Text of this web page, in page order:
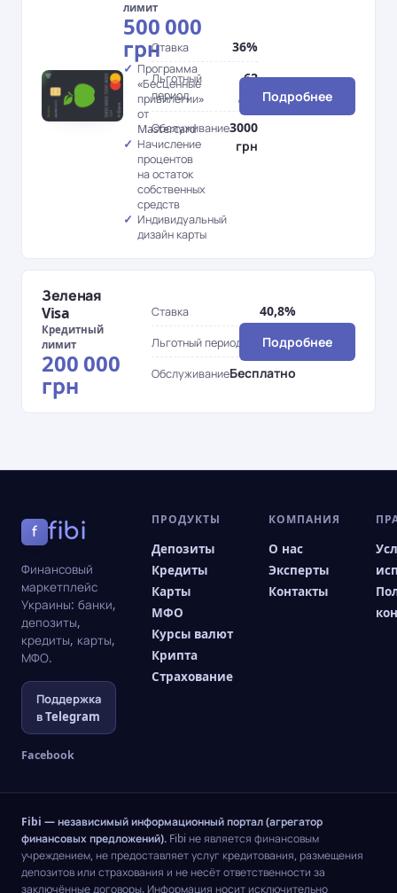
лимит
500 000
грн
Программа
«Бесценные
привилегии»
от
Mastercard
Начисление
процентов
на остаток
собственных
средств
Индивидуальный
дизайн карты
Ставка 36%
Льготный
период
62
дн.
Обслуживание3000
грн
Подробнее
Зеленая
Visa
Кредитный
лимит
200 000
грн
Ставка 40,8%
Льготный период 62 дн.
ОбслуживаниеБесплатно
Подробнее
f fibi
Финансовый
маркетплейс
Украины: банки,
депозиты,
кредиты, карты,
МФО.
Поддержка
в Telegram
Facebook
ПРОДУКТЫ
Депозиты
Кредиты
Карты
МФО
Курсы валют
Крипта
Страхование
КОМПАНИЯ
О нас
Эксперты
Контакты
Fibi — независимый информационный портал (агрегатор
финансовых предложений). Fibi не является финансовым
учреждением, не предоставляет услуг кредитования, размещения
депозитов или страхования и не несёт ответственности за
заключённые договоры. Информация носит исключительно